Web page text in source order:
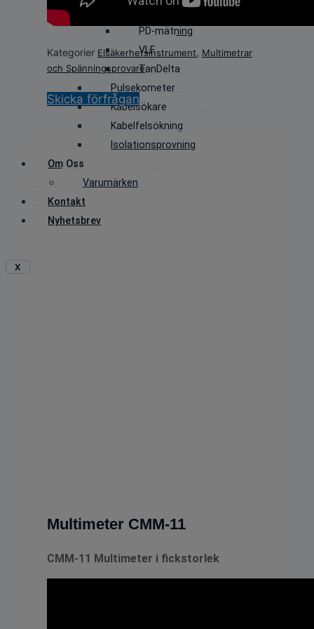
PD-mätning
VLF
TanDelta
Pulsekometer
Kabelsökare
Kabelfelsökning
Isolationsprovning
Om Oss
Varumärken
Kontakt
Nyhetsbrev
X
Kategorier Elsäkerhetsinstrument, Multimetrar
och Spänningsprovare
Skicka förfrågan
Multimeter CMM-11
CMM-11 Multimeter i fickstorlek